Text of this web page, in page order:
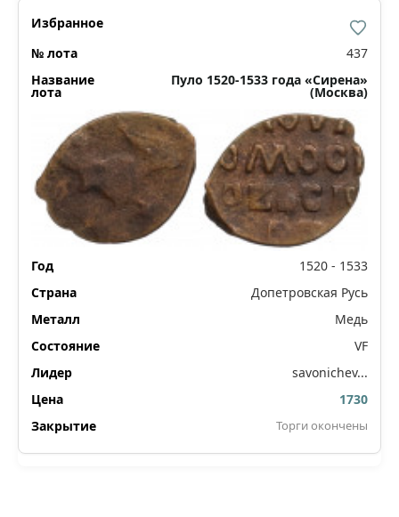
437
Пуло 1520-1533 года «Сирена»
(Москва)
1520 - 1533
Допетровская Русь
Медь
VF
savonichev...
1730
Торги окончены